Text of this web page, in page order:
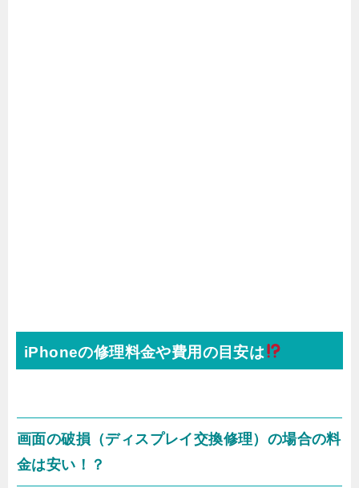
iPhoneの修理料金や費用の目安は
画面の破損（ディスプレイ交換修理）の場合の料
金は安い！？